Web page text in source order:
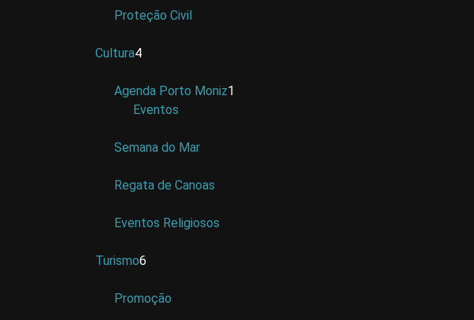
Proteção Civil
Cultura4
Agenda Porto Moniz1
Eventos
Semana do Mar
Regata de Canoas
Eventos Religiosos
Turismo6
Promoção